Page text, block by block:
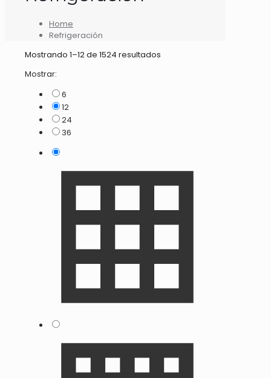
Home
Refrigeración
Mostrando 1–12 de 1524 resultados
Mostrar:
6
12
24
36